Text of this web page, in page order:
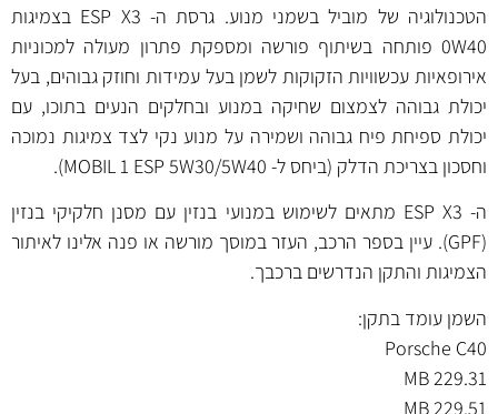
הטכנולוגיה של מוביל בשמני מנוע. גרסת ה- ESP X3 בצמיגות
0W40 פותחה בשיתוף פורשה ומספקת פתרון מעולה למכוניות
אירופאיות עכשוויות הזקוקות לשמן בעל עמידות וחוזק גבוהים, בעל
יכולת גבוהה לצמצום שחיקה במנוע ובחלקים הנעים בתוכו, עם
יכולת ספיחת פיח גבוהה ושמירה על מנוע נקי לצד צמיגות נמוכה
וחסכון בצריכת הדלק (ביחס ל- MOBIL 1 ESP 5W30/5W40).
ה- ESP X3 מתאים לשימוש במנועי בנזין עם מסנן חלקיקי בנזין
(GPF). עיין בספר הרכב, העזר במוסך מורשה או פנה אלינו לאיתור
הצמיגות והתקן הנדרשים ברכבך.
השמן עומד בתקן:
Porsche C40
MB 229.31
MB 229.51